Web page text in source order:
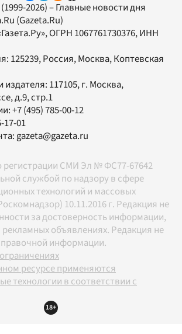
2026) – Главные новости дня
(Gazeta.Ru)
, ОГРН 1067761730376, ИНН
125239, Россия, Москва, Коптевская
издателя: 117105, г. Москва,
д.9, стр.1
+7 (495) 785-00-12
17-01
gazeta@gazeta.ru
регистрации СМИ Эл № ФС77-67642
службой по надзору в сфере
технологий и массовых
10.11.2016 г. Редакция не
за достоверность информации,
объявлениях. Редакция не
информации.
ресурсе применяются
технологии в соответствии с
18+